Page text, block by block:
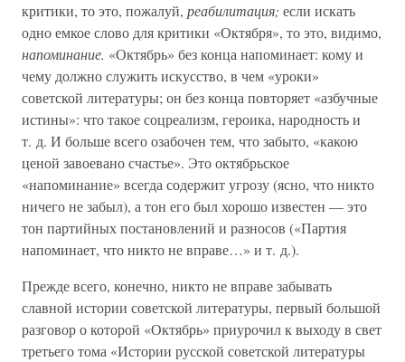
критики, то это, пожалуй, реабилитация; если искать
одно емкое слово для критики «Октября», то это, видимо,
напоминание. «Октябрь» без конца напоминает: кому и
чему должно служить искусство, в чем «уроки»
советской литературы; он без конца повторяет «азбучные
истины»: что такое соцреализм, героика, народность и
т. д. И больше всего озабочен тем, что забыто, «какою
ценой завоевано счастье». Это октябрьское
«напоминание» всегда содержит угрозу (ясно, что никто
ничего не забыл), а тон его был хорошо известен — это
тон партийных постановлений и разносов («Партия
напоминает, что никто не вправе…» и т. д.).
Прежде всего, конечно, никто не вправе забывать
славной истории советской литературы, первый большой
разговор о которой «Октябрь» приурочил к выходу в свет
третьего тома «Истории русской советской литературы